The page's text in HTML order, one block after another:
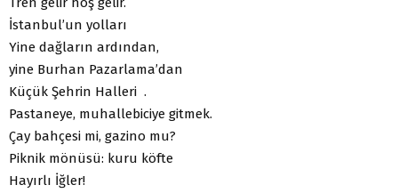
İstanbul’un yolları
Yine dağların ardından,
yine Burhan Pazarlama’dan
Küçük Şehrin Halleri .
Pastaneye, muhallebiciye gitmek.
Çay bahçesi mi, gazino mu?
Piknik mönüsü: kuru köfte
Hayırlı İğler!